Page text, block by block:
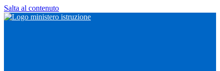
Salta al contenuto